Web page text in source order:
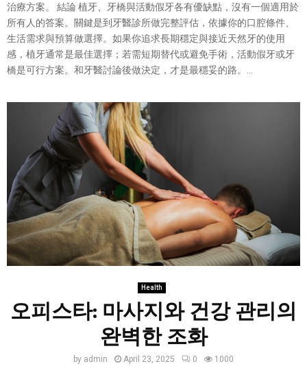
治療方案。 結論 植牙、牙橋與活動假牙各有優缺點，沒有一個適用於
所有人的答案。關鍵是到牙醫診所做完整評估，依據你的口腔條件、
生活需求與預算做選擇。如果你追求長期穩定與接近天然牙的使用
感，植牙通常是最佳選擇；若需短期替代或避免手術，活動假牙或牙
橋是可行方案。和牙醫討論後做決定，才是最穩妥的路。...
Health
오피스타: 마사지와 건강 관리의
완벽한 조화
by admin April 23, 2025 0 1000